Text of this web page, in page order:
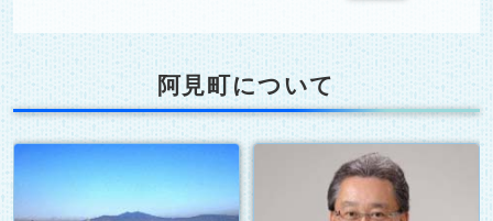
阿見町について
阿見町についてのリンク